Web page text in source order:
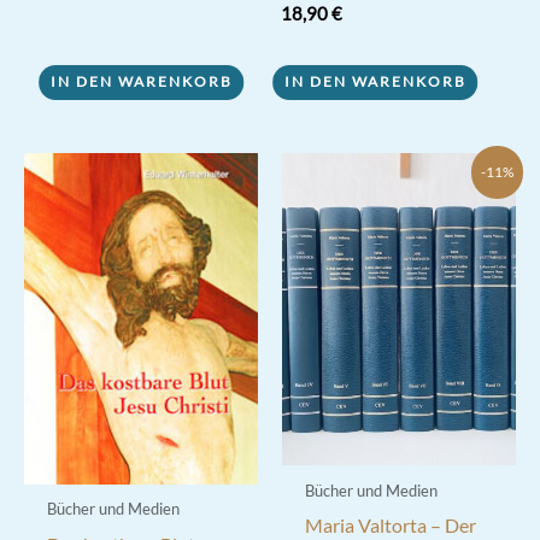
IN DEN WARENKORB
18,90€
IN DEN WARENKORB
Bücher und Medien
-11%
Bücher und Medien
Maria Valtorta – Der